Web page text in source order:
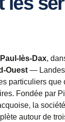
lès-Dax,
Ouest —
particuliers que
Fondée par
la
autour de